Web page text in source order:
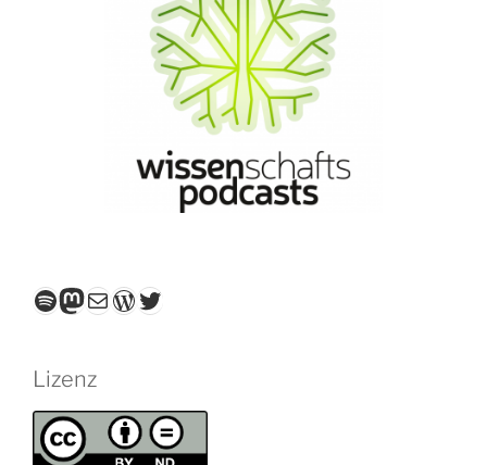
Spotify
Mastodon
E-MailWordPress
Twitter
Lizenz